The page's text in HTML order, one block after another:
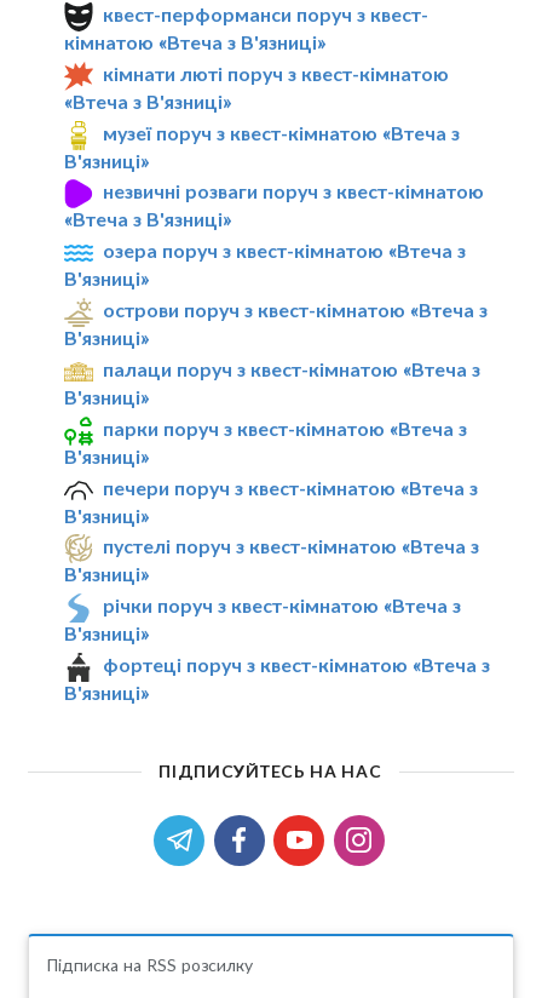
квест-перформанси поруч з квест-
кімнатою «Втеча з В'язниці»
кімнати люті поруч з квест-кімнатою
«Втеча з В'язниці»
музеї поруч з квест-кімнатою «Втеча з
В'язниці»
незвичні розваги поруч з квест-кімнатою
«Втеча з В'язниці»
озера поруч з квест-кімнатою «Втеча з
В'язниці»
острови поруч з квест-кімнатою «Втеча з
В'язниці»
палаци поруч з квест-кімнатою «Втеча з
В'язниці»
парки поруч з квест-кімнатою «Втеча з
В'язниці»
печери поруч з квест-кімнатою «Втеча з
В'язниці»
пустелі поруч з квест-кімнатою «Втеча з
В'язниці»
річки поруч з квест-кімнатою «Втеча з
В'язниці»
фортеці поруч з квест-кімнатою «Втеча з
В'язниці»
ПІДПИСУЙТЕСЬ НА НАС
Підписка на RSS розсилку